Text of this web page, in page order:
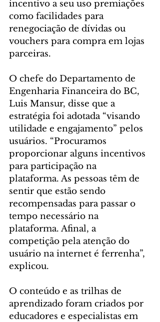
incentivo a seu uso premiações
como facilidades para
renegociação de dívidas ou
vouchers para compra em lojas
parceiras.
O chefe do Departamento de
Engenharia Financeira do BC,
Luis Mansur, disse que a
estratégia foi adotada “visando
utilidade e engajamento” pelos
usuários. “Procuramos
proporcionar alguns incentivos
para participação na
plataforma. As pessoas têm de
sentir que estão sendo
recompensadas para passar o
tempo necessário na
plataforma. Afinal, a
competição pela atenção do
usuário na internet é ferrenha”,
explicou.
O conteúdo e as trilhas de
aprendizado foram criados por
educadores e especialistas em